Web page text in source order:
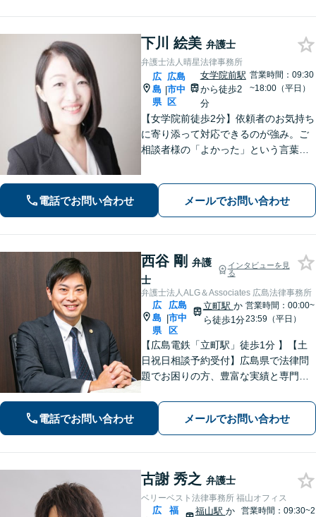
下川 絵美 弁護士
弁護士法人晴星法律事務所
広
島
県
|
広島
市中
区
女学院前駅
から徒歩2
分
営業時間：09:30
~18:00（平日）
【女学院前徒歩2分】依頼者のお気持ち
に寄り添って対応できるのが強み。ご
相談者様の「よかった」という言葉の
償金を増額、ご相談ください。【会社
での勤務経験あり】
電話でお問い合わせ メールでお問い合わせ
西谷 剛 弁護
士
インタビューを見
る
弁護士法人ALG＆Associates 広島法律事務所
広
島
県
|
広島
市中
区
立町駅 か
ら徒歩1分
営業時間：00:00~
23:59（平日）
【広島電鉄「立町駅」徒歩1分 】【土
日祝日相談予約受付】広島県で法律問
題でお困りの方、豊富な実績と専門性
電話でお問い合わせ メールでお問い合わせ
古謝 秀之 弁護士
ベリーベスト法律事務所 福山オフィス
広
福
福山駅 か
営業時間：09:30~2